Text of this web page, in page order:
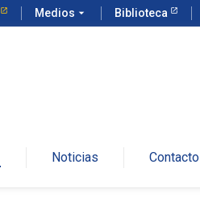
Medios arrow_drop_down Biblioteca
Noticias Contacto